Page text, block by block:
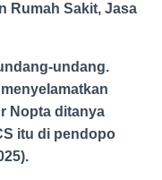
Rumah Sakit, Jasa
undang.
Nopta ditanya
itu di pendopo